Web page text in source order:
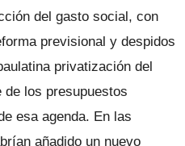
del gasto social, con
previsional y despidos
privatización del
los presupuestos
esa agenda. En las
añadido un nuevo